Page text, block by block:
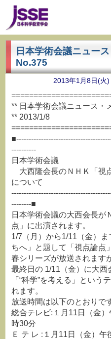
日本学術会議ニュー
No.375
2013年1月8日(火
** 日本学術会議ニュース
** 2013/1/8
----------
日本学術会議
大西隆会長のＮＨＫ「視
について
--------■
日本学術会議の大西会長が
点」に出演されます。
1/7（月）から1/11（金）ま
ちへ」と題して「視点論点
春シリーズが放送されます
最終日の 1/11（金）に大西
「“科学”を考える」という
れます。
放送時間は以下のとおりで
総合テレビ:１月11日（金
時30分
Ｅ テ レ :１月11日（金）午